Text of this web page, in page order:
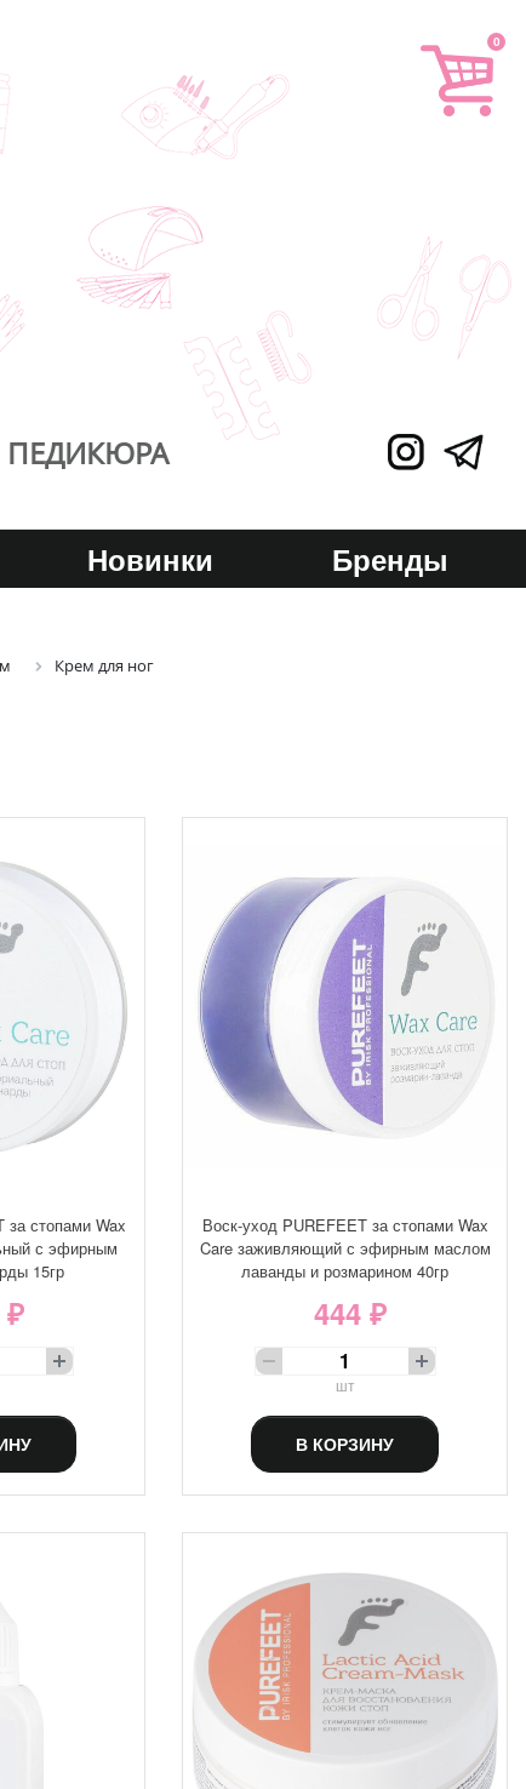
0
Новинки Бренды
Крем для ног
за стопами Wax
с эфирным
15гр
₽
Воск-уход PUREFEET за стопами Wax
Care заживляющий с эфирным маслом
лаванды и розмарином 40гр
444 ₽
шт
В КОРЗИНУ